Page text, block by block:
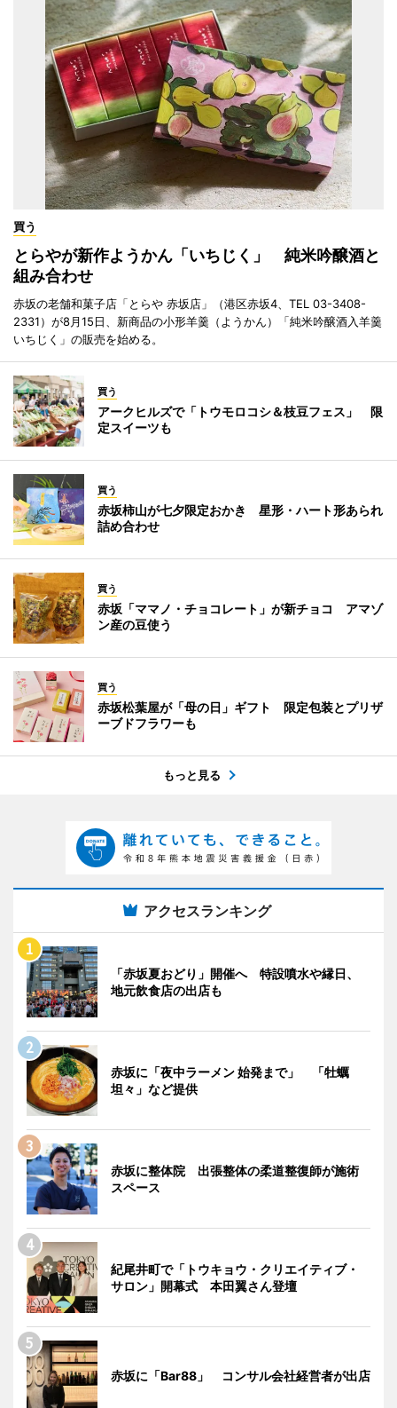
買う
とらやが新作ようかん「いちじく」 純米吟醸酒と
組み合わせ
赤坂の老舗和菓子店「とらや 赤坂店」（港区赤坂4、TEL 03-3408-
2331）が8月15日、新商品の小形羊羹（ようかん）「純米吟醸酒入羊羹
いちじく」の販売を始める。
買う
アークヒルズで「トウモロコシ＆枝豆フェス」 限
定スイーツも
買う
赤坂柿山が七夕限定おかき 星形・ハート形あられ
詰め合わせ
買う
赤坂「ママノ・チョコレート」が新チョコ アマゾ
ン産の豆使う
買う
赤坂松葉屋が「母の日」ギフト 限定包装とプリザ
ーブドフラワーも
もっと見る
アクセスランキング
「赤坂夏おどり」開催へ 特設噴水や縁日、
地元飲食店の出店も
赤坂に「夜中ラーメン 始発まで」 「牡蠣
坦々」など提供
赤坂に整体院 出張整体の柔道整復師が施術
スペース
紀尾井町で「トウキョウ・クリエイティブ・
サロン」開幕式 本田翼さん登壇
赤坂に「Bar88」 コンサル会社経営者が出店